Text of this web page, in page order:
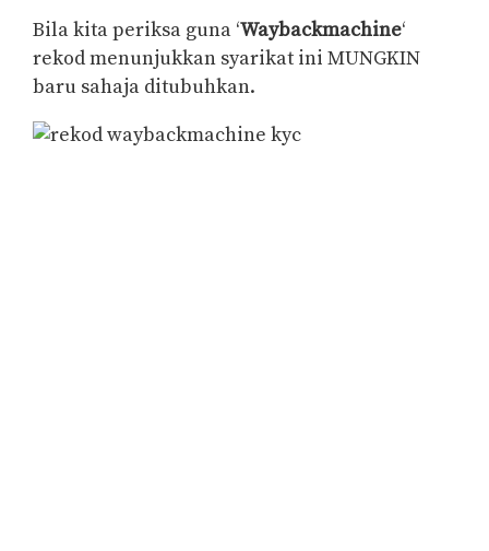
Bila kita periksa guna ‘Waybackmachine‘
rekod menunjukkan syarikat ini MUNGKIN
baru sahaja ditubuhkan.